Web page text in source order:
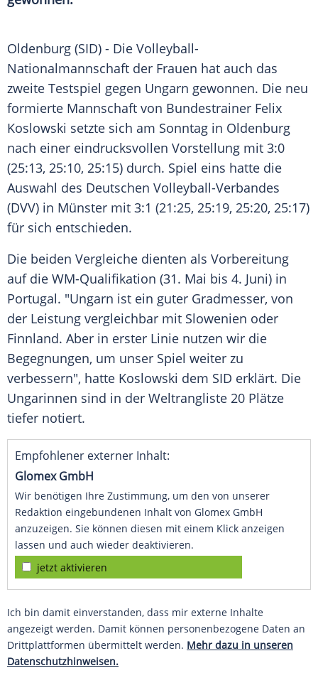
Oldenburg (SID) - Die Volleyball-
Nationalmannschaft der Frauen hat auch das
zweite Testspiel gegen Ungarn gewonnen. Die neu
formierte Mannschaft von Bundestrainer Felix
Koslowski setzte sich am Sonntag in Oldenburg
nach einer eindrucksvollen Vorstellung mit 3:0
(25:13, 25:10, 25:15) durch. Spiel eins hatte die
Auswahl des Deutschen Volleyball-Verbandes
(DVV) in Münster mit 3:1 (21:25, 25:19, 25:20, 25:17)
für sich entschieden.
Die beiden Vergleiche dienten als Vorbereitung
auf die WM-Qualifikation (31. Mai bis 4. Juni) in
Portugal. "Ungarn ist ein guter Gradmesser, von
der Leistung vergleichbar mit Slowenien oder
Finnland. Aber in erster Linie nutzen wir die
Begegnungen, um unser Spiel weiter zu
verbessern", hatte Koslowski dem SID erklärt. Die
Ungarinnen sind in der Weltrangliste 20 Plätze
tiefer notiert.
Empfohlener externer Inhalt:
Glomex GmbH
Wir benötigen Ihre Zustimmung, um den von unserer
Redaktion eingebundenen Inhalt von Glomex GmbH
anzuzeigen. Sie können diesen mit einem Klick anzeigen
lassen und auch wieder deaktivieren.
jetzt aktivieren
Ich bin damit einverstanden, dass mir externe Inhalte
angezeigt werden. Damit können personenbezogene Daten an
Drittplattformen übermittelt werden. Mehr dazu in unseren
Datenschutzhinweisen.